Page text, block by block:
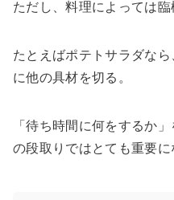
ただし、料理によっては臨
たとえばポテトサラダな
に他の具材を切る。
「待ち時間に何をするか
の段取りではとても重要に